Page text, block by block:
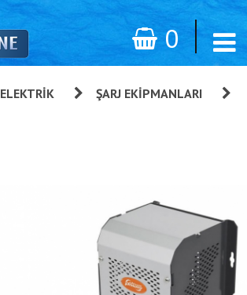
0
ELEKTRIK ŞARJ EKIPMANLARI